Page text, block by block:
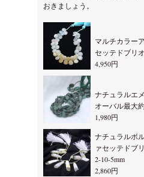
おきましょう。
マルチカラー
セッテドブリ
4,950円
ナチュラルエ
オーバル最大
1,980円
ナチュラルボ
ァセッテドブ
2-10-5mm
2,860円